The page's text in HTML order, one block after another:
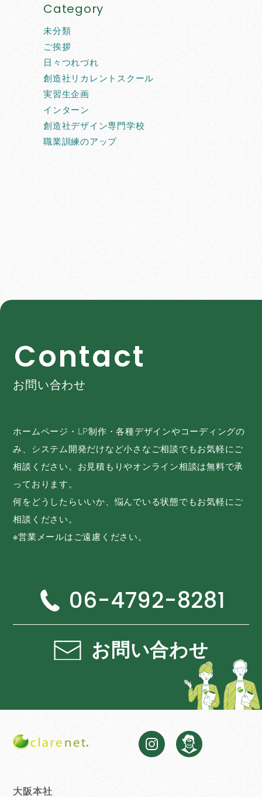
Category
未分類
ご挨拶
日々つれづれ
創造社リカレントスクール
実習生企画
インターン
創造社デザイン専門学校
職業訓練のアップ
Contact
お問い合わせ
ホームページ・LP制作・各種デザインやコーディングの
み、システム開発だけなど小さなご相談でもお気軽にご
相談ください。お見積もりやオンライン相談は無料で承
っております。
何をどうしたらいいか、悩んでいる状態でもお気軽にご
相談ください。
※営業メールはご遠慮ください。
06-4792-8281
お問い合わせ
大阪本社